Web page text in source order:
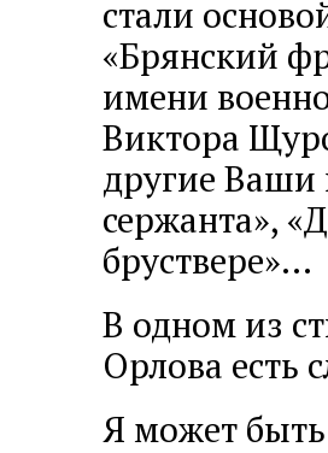
стали
«Брянский
имени
Виктора
другие Ваши
сержанта»,
бруствере»...
В одном из
Орлова есть
Я может